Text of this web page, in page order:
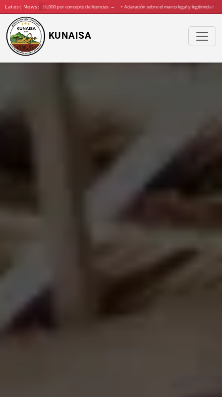
Latest News:
recibe pago de $6,000 por concepto de licencias → Aclaración sobre el marco legal y legitimidad de
KUNAISA